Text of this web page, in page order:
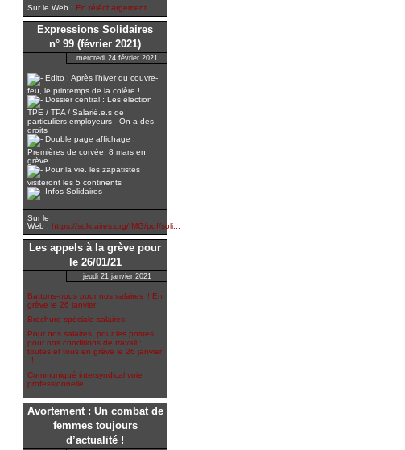
Sur le Web : En téléchargement
Expressions Solidaires
n° 99 (février 2021)
mercredi 24 février 2021
Edito : Après l’hiver du couvre-
feu, le printemps de la colère !
Dossier central : Les élection
TPE / TPA / Salarié.e.s de
particuliers employeurs - On a des
droits
Double page affichage :
Premières de corvée, 8 mars en
grève
Pour la vie. les zapatistes
visiteront les 5 continents
Infos Solidaires
Sur le
Web : https://solidaires.org/IMG/pdf/soli...
Les appels à la grève pour
le 26/01/21
jeudi 21 janvier 2021
Battons-nous pour nos salaires ! En
grève le 26 janvier !
Brochure spéciale salaires
Pour nos salaires, pour les postes,
pour nos conditions de travail :
toutes et tous en grève le 26 janvier
!
Communiqué intersyndical voie
professionnelle
Avortement : Un combat de
femmes toujours
d’actualité !